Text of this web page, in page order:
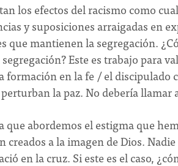
los efectos del racismo como
y suposiciones arraigadas en
que mantienen la segregación.
Este es trabajo para
formación en la fe / el
la paz. No debería
que abordemos el estigma que
creados a la imagen de Dios.
en la cruz. Si este es el caso,